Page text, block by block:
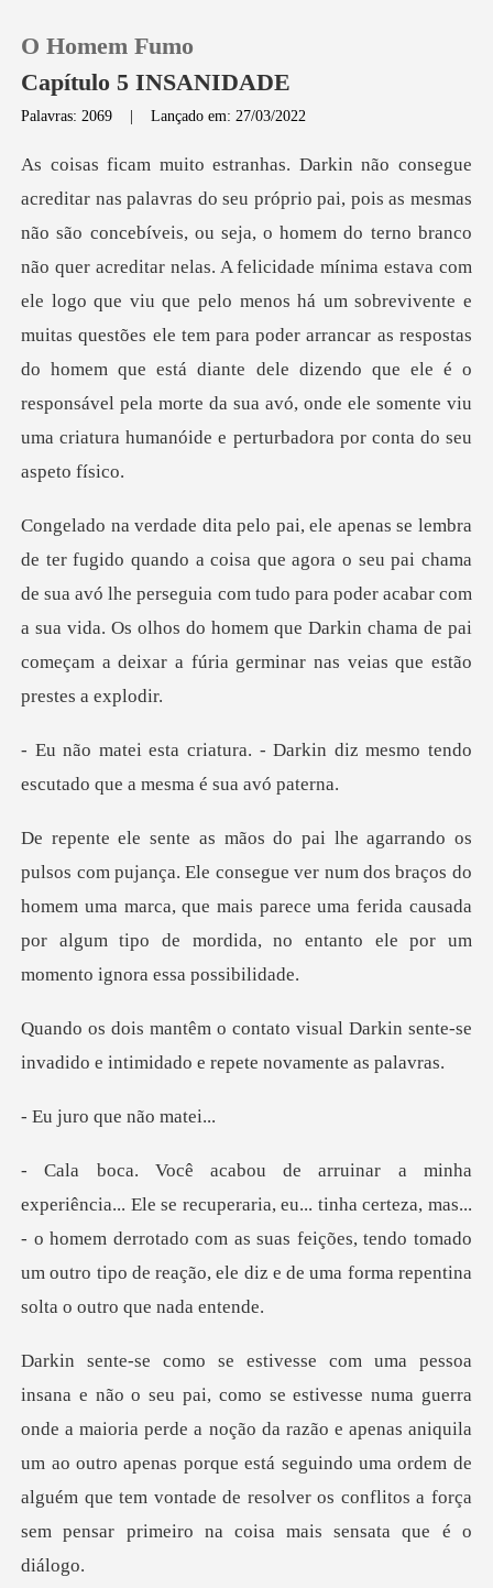
0
Loja
Baixar App
O Homem Fumo
Capítulo 5 INSANIDADE
Palavras: 2069 |Lançado em: 27/03/2022
quer acreditar nelas. A felicidade mínima estava com
ele logo que viu que pelo menos há um sobrevivente e
muitas questões ele tem para poder arrancar as respostas
do hom
seu pai chama
de sua avó lhe perseguia com tudo para poder acabar com
a sua vida. Os olhos do home
Darkin diz mesmo tendo
escutad
egue ver num dos braços do
homem uma marca, que mais parece uma ferida causada
po
al Darkin sente-se
invadido e intimi
o que nã
.. tinha certeza, mas...
- o homem derrotado com as suas feições, tendo tomado
um o
a maioria perde a noção da razão e apenas aniquila
um ao outro apenas porque está seguindo uma ordem de
algu